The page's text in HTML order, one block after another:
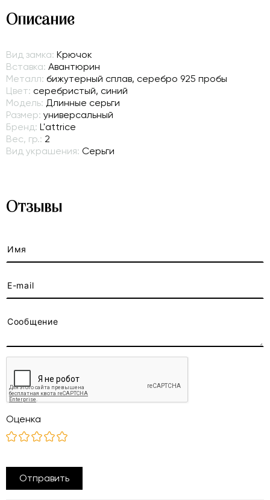
Описание
Вид замка: Крючок
Вставка: Авантюрин
Металл: бижутерный сплав, серебро 925 пробы
Цвет: серебристый, синий
Модель: Длинные серьги
Размер: универсальный
Бренд: L'attrice
Вес, гр.: 2
Вид украшения: Серьги
Отзывы
Оценка
Отправить